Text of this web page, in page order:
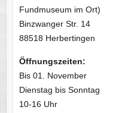
Fundmuseum im Ort)
Binzwanger Str. 14
88518 Herbertingen
Öffnungszeiten:
Bis 01. November
Dienstag bis Sonntag
10-16 Uhr